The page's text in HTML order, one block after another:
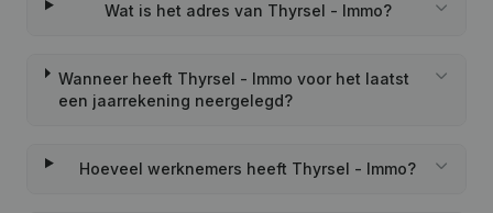
Wat is het adres van Thyrsel - Immo?
Wanneer heeft Thyrsel - Immo voor het laatst
een jaarrekening neergelegd?
Hoeveel werknemers heeft Thyrsel - Immo?